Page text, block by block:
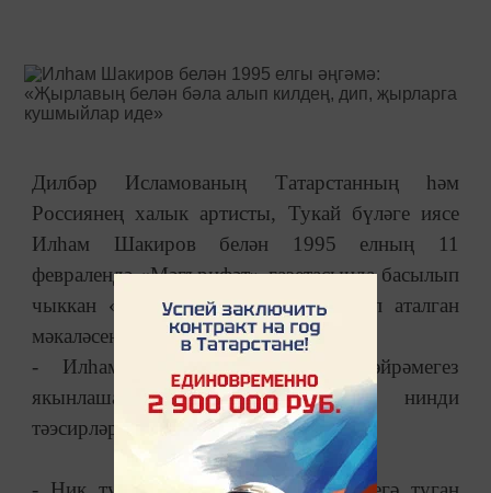
Дилбәр Исламованың Татарстанның һәм
Россиянең халык артисты, Тукай бүләге иясе
Илһам Шакиров белән 1995 елның 11
февралендә «Мәгърифәт» газетасында басылып
чыккан «Ник туганыма үкенәм» дип аталган
мәкаләсен тәкъдим итәбез.
- Илһам абый, тиздән олы бәйрәмегез
якынлаша. Сездә нинди хисләр, нинди
тәэсирләр, Сез ни турында уйлыйсыз?